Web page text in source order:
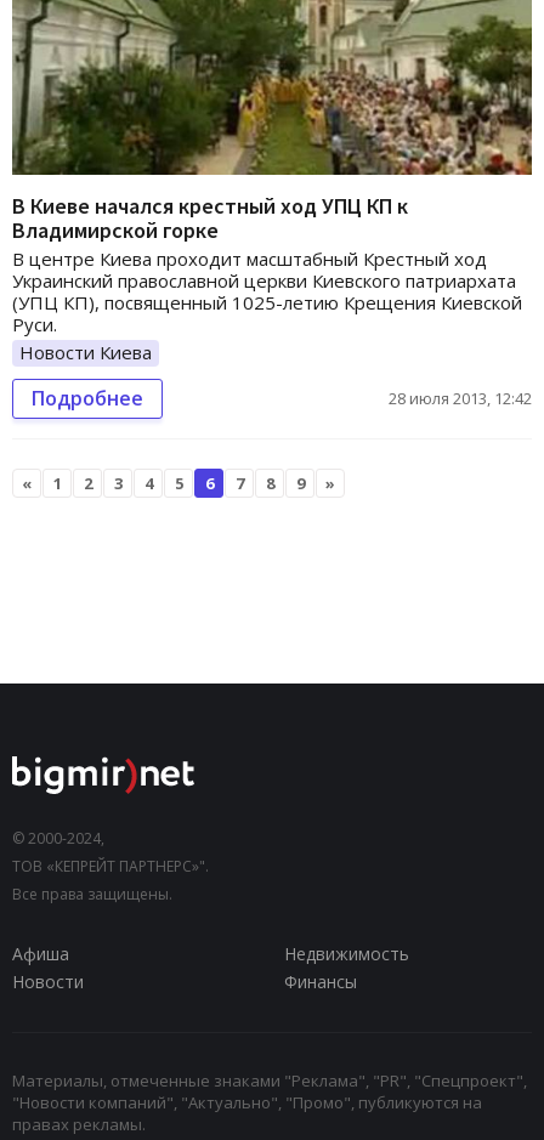
В Киеве начался крестный ход УПЦ КП к
Владимирской горке
В центре Киева проходит масштабный Крестный ход
Украинский православной церкви Киевского патриархата
(УПЦ КП), посвященный 1025-летию Крещения Киевской
Руси.
Новости Киева
Подробнее 28 июля 2013, 12:42
« 1 2 3 4 5 6 7 8 9 »
© 2000-2024,
ТОВ «КЕПРЕЙТ ПАРТНЕРС»".
Все права защищены.
Афиша
Недвижимость
Новости
Финансы
Материалы, отмеченные знаками "Реклама", "PR", "Спецпроект",
"Новости компаний", "Актуально", "Промо", публикуются на
правах рекламы.